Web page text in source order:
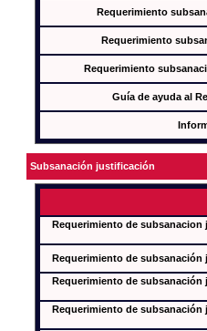
Requerimiento
Requerimiento
Requerimiento
Guía de ayuda al
Subsanación justificación
Requerimiento de
Requerimiento de subsanación
Requerimiento de
Requerimiento de